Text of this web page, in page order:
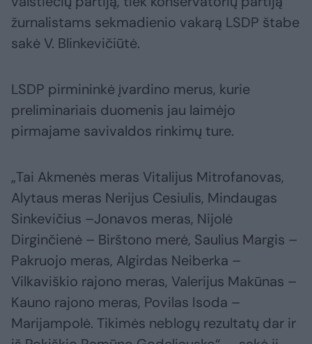
žurnalistams sekmadienio vakarą LSDP štabe
sakė V. Blinkevičiūtė.
LSDP pirmininkė įvardino merus, kurie
preliminariais duomenis jau laimėjo
pirmajame savivaldos rinkimų ture.
„Tai Akmenės meras Vitalijus Mitrofanovas,
Alytaus meras Nerijus Cesiulis, Mindaugas
Sinkevičius –Jonavos meras, Nijolė
Dirginčienė – Birštono merė, Saulius Margis –
Pakruojo meras, Algirdas Neiberka –
Vilkaviškio rajono meras, Valerijus Makūnas –
Kauno rajono meras, Povilas Isoda –
Marijampolė. Tikimės neblogų rezultatų dar ir